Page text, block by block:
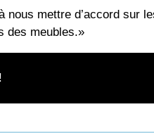
nous mettre d’accord sur
des meubles.»